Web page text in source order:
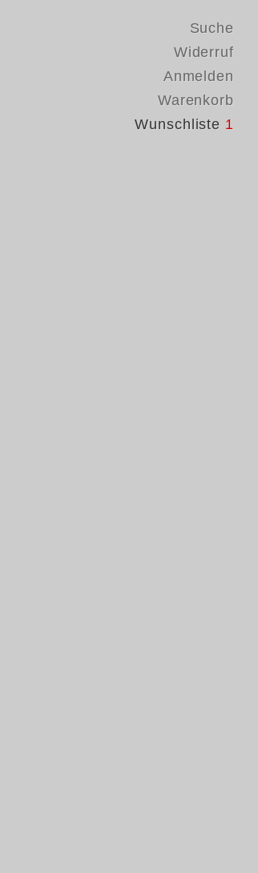
Suche
Widerruf
Anmelden
Warenkorb
Wunschliste 1